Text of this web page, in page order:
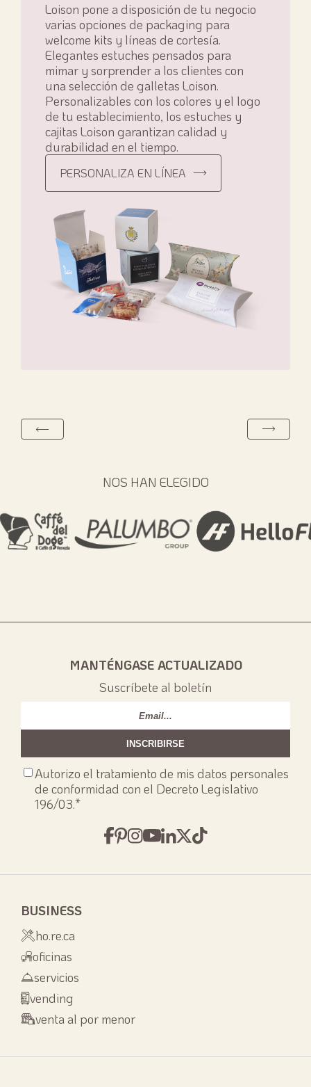
Loison pone a disposición de tu negocio
varias opciones de packaging para
welcome kits y líneas de cortesía.
Elegantes estuches pensados para
mimar y sorprender a los clientes con
una selección de galletas Loison.
Personalizables con los colores y el logo
de tu establecimiento, los estuches y
cajitas Loison garantizan calidad y
durabilidad en el tiempo.
PERSONALIZA EN LÍNEA
NOS HAN ELEGIDO
MANTÉNGASE ACTUALIZADO
Suscríbete al boletín
Consenso
privacy*
Autorizo el tratamiento de mis datos personales
de conformidad con el Decreto Legislativo
196/03.*
BUSINESS
ho.re.ca
oficinas
servicios
vending
venta al por menor